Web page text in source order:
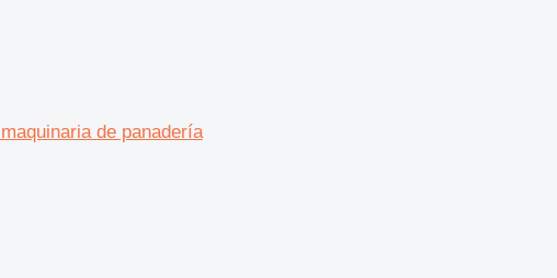
de panadería